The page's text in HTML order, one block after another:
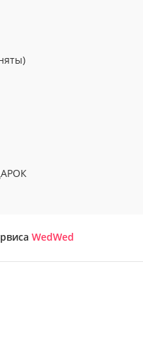
WedWed